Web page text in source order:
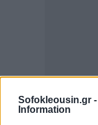
Sofokleousin.gr -
Information
Η συμφωνία